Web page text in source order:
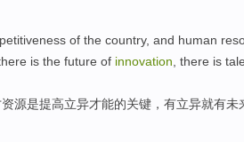
of the country, and human
is the future of innovation , there is
资源是提高立异才能的关键 ， 有立异就有未